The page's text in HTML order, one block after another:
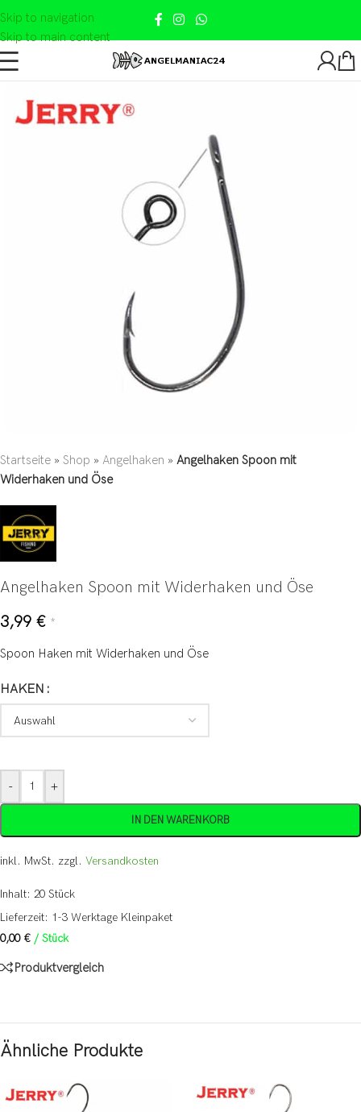
Skip to navigation
Skip to main content
Startseite » Shop » Angelhaken » Angelhaken Spoon mit
Widerhaken und Öse
Angelhaken Spoon mit Widerhaken und Öse
3,99 € *
Spoon Haken mit Widerhaken und Öse
HAKEN
- +
IN DEN WARENKORB
inkl. MwSt. zzgl. Versandkosten
Inhalt: 20 Stück
Lieferzeit: 1-3 Werktage Kleinpaket
0,00 € / Stück
Produktvergleich
Ähnliche Produkte